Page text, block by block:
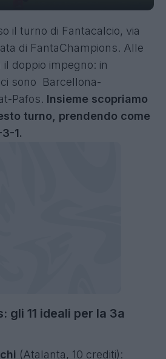
il turno di Fantacalcio, via
di FantaChampions. Alle
il doppio impegno: in
sono Barcellona-
Pafos. Insieme scopriamo
turno, prendendo come
1.
gli 11 ideali per la 3a
(Atalanta, 10 crediti):